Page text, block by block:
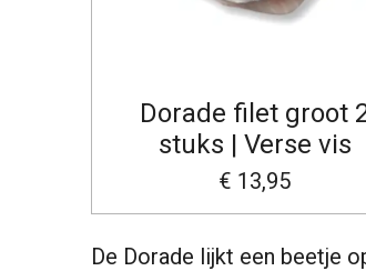
Dorade filet groot
stuks | Verse vis
€ 13,95
De Dorade lijkt een beetje